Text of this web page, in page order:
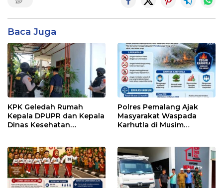
Baca Juga
KPK Geledah Rumah
Kepala DPUPR dan Kepala
Dinas Kesehatan
Polres Pemalang Ajak
Masyarakat Waspada
Karhutla di Musim